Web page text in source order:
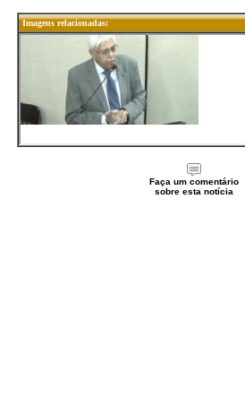
Imagens relacionadas:
Faça um comentário
sobre esta notícia